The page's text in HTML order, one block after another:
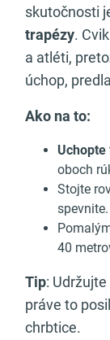
skutočnosti
trapézy.
a atléti,
úchop,
Ako na to:
Uchopte
oboch
Stojte
spevnite.
40
Tip:
práve to
chrbtice.